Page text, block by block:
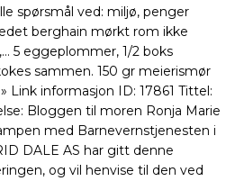
spørsmål ved: miljø, penger
berghain mørkt rom ikke
5 eggeplommer, 1/2 boks
sammen. 150 gr meierismør
Link informasjon ID: 17861 Tittel:
Bloggen til moren Ronja Marie
med Barnevernstjenesten i
DALE AS har gitt denne
og vil henvise til den ved